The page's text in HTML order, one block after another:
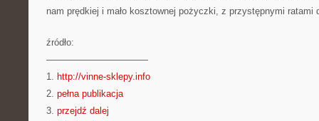
nam prędkiej i mało kosztownej pożyczki, z przystępnymi ratami
źródło:
———————————
1. http://vinne-sklepy.info
2. pełna publikacja
3. przejdź dalej